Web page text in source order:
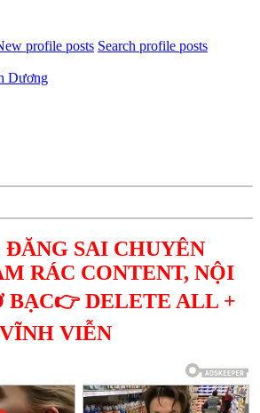
profile posts Search profile posts
Dương
ĐĂNG SAI CHUYÊN
RÁC CONTENT, NỘI
BẠC👉 DELETE ALL +
VIỄN